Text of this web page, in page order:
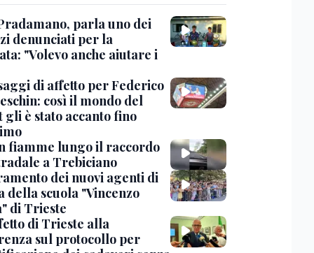
parla uno dei
denunciati per la
"Volevo anche aiutare i
di affetto per Federico
così il mondo del
gli è stato accanto fino
fiamme lungo il raccordo
a Trebiciano
dei nuovi agenti di
della scuola "Vincenzo
di Trieste
di Trieste alla
sul protocollo per